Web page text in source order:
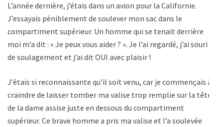
L’année dernière, j’étais dans un avion pour la Californie.
J’essayais péniblement de soulever mon sac dans le
compartiment supérieur. Un homme qui se tenait derrière
moi m’a dit : « Je peux vous aider ? ». Je l’ai regardé, j’ai souri
de soulagement et j’ai dit OUI avec plaisir !
J’étais si reconnaissante qu’il soit venu, car je commençais à
craindre de laisser tomber ma valise trop remplie sur la tête
de la dame assise juste en dessous du compartiment
supérieur. Ce brave homme a pris ma valise et l’a soulevée